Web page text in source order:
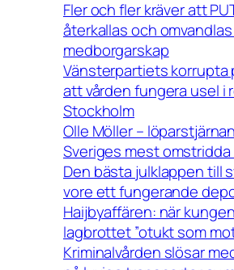
Fler och fler kräver att
återkallas och
medborgarskap
Vänsterpartiets korrupta
att vården fungera usel i
Stockholm
Olle Möller –
Sveriges mest
Den bästa julklappen till
vore ett fungerande
Haijbyaffären: när
lagbrottet ”otukt som
Kriminalvården slösar